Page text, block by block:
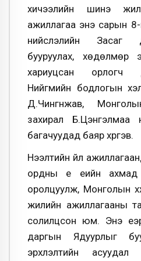
хичээлийн шинэ
ажиллагаа энэ сарын
нийслэлийн Засаг
бууруулах, хөдөлмөр
хариуцсан орлогч
Нийгмийн бодлогын
Д.Чингүнжав,
захирал Б.Цэнгэлмаа
багачуудад баяр хүргэв.
Нээлтийн үйл
ордны үе үеийн
оролцуулж, Монголын
жилийн ажиллагааны
солилцсон юм. Энэ
даргын Ядуурлыг
эрхлэлтийн асуудал